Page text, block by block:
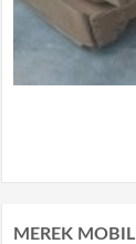
MEREK MOBIL